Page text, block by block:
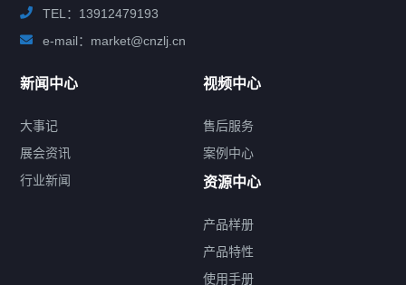
提交您的需求，免费获取产品资料
TEL：13912479193
e-mail：market@cnzlj.cn
新闻中心
大事记
展会资讯
行业新闻
视频中心
售后服务
案例中心
资源中心
产品样册
产品特性
使用手册